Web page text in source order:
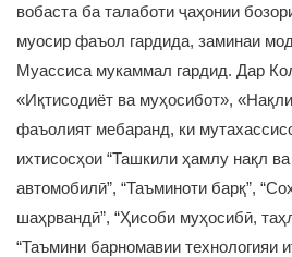
вобаста ба талаботи ҷаҳонии
муосир фаъол гардида, заминаи
Муассиса мукаммал гардид. Дар
«Иқтисодиёт ва муҳосибот»,
фаъолият мебаранд, ки
ихтисосҳои “Ташкили ҳамлу нақл
автомобилӣ”, “Таъминоти барқ”,
шаҳрвандӣ”, “Ҳисоби муҳосибӣ,
“Таъмини барномавии технологияи